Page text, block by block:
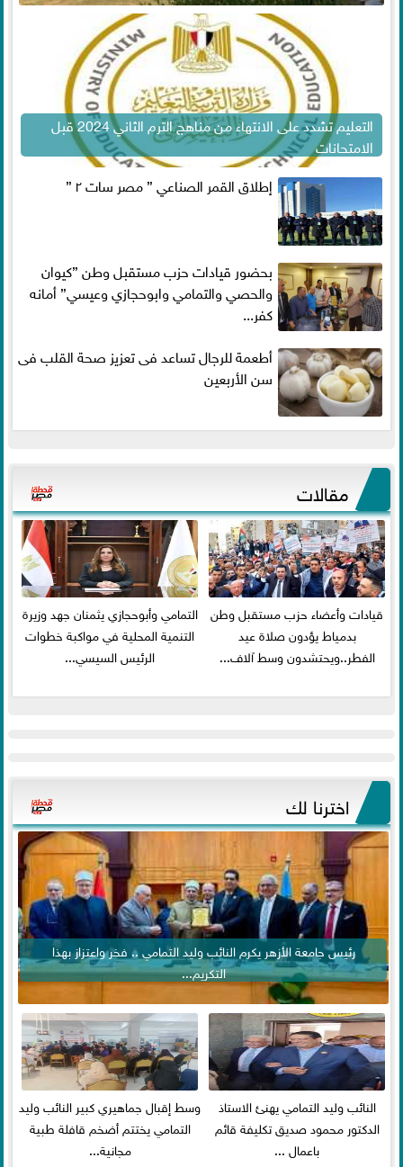
التعليم تشدد على الانتهاء من مناهج الترم الثاني 2024 قبل
الامتحانات
إطلاق القمر الصناعي ” مصر سات ٢ ”
بحضور قيادات حزب مستقبل وطن ”كيوان
والحصي والتمامي وابوحجازي وعيسي” أمانه
كفر...
أطعمة للرجال تساعد فى تعزيز صحة القلب فى
سن الأربعين
مقالات
قيادات وأعضاء حزب مستقبل وطن
بدمياط يؤدون صلاة عيد
الفطر..ويحتشدون وسط آلاف...
التمامي وأبوحجازي يثمنان جهد وزيرة
التنمية المحلية في مواكبة خطوات
الرئيس السيسي...
اخترنا لك
رئيس جامعة الأزهر يكرم النائب وليد التمامي .. فخر واعتزاز بهذا
التكريم...
النائب وليد التمامي يهنئ الاستاذ
الدكتور محمود صديق تكليفة قائم
باعمال ...
وسط إقبال جماهيري كبير النائب وليد
التمامي يختتم أضخم قافلة طبية
مجانية...